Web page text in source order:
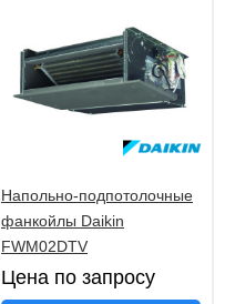
Напольно-подпотолочные
фанкойлы Daikin
FWM02DTV
Цена по запросу